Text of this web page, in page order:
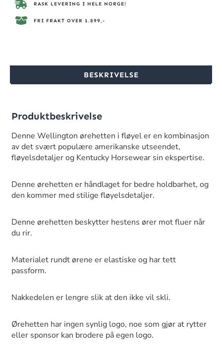
RASK LEVERING I HELE NORGE!
FRI FRAKT OVER 1.899,-
BESKRIVELSE
Produktbeskrivelse
Denne Wellington ørehetten i fløyel er en kombinasjon
av det svært populære amerikanske utseendet,
fløyelsdetaljer og Kentucky Horsewear sin ekspertise.
Denne ørehetten er håndlaget for bedre holdbarhet, og
den kommer med stilige fløyelsdetaljer.
Denne ørehetten beskytter hestens ører mot fluer når
du rir.
Materialet rundt ørene er elastiske og har tett
passform.
Nakkedelen er lengre slik at den ikke vil skli.
Ørehetten har ingen synlig logo, noe som gjør at rytter
eller sponsor kan brodere på egen logo.